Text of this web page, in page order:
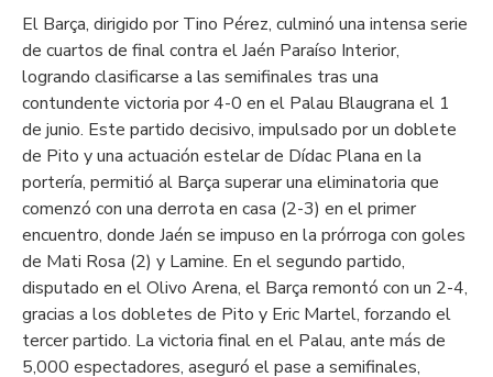
El Barça, dirigido por Tino Pérez, culminó una intensa serie
de cuartos de final contra el Jaén Paraíso Interior,
logrando clasificarse a las semifinales tras una
contundente victoria por 4-0 en el Palau Blaugrana el 1
de junio. Este partido decisivo, impulsado por un doblete
de Pito y una actuación estelar de Dídac Plana en la
portería, permitió al Barça superar una eliminatoria que
comenzó con una derrota en casa (2-3) en el primer
encuentro, donde Jaén se impuso en la prórroga con goles
de Mati Rosa (2) y Lamine. En el segundo partido,
disputado en el Olivo Arena, el Barça remontó con un 2-4,
gracias a los dobletes de Pito y Eric Martel, forzando el
tercer partido. La victoria final en el Palau, ante más de
5,000 espectadores, aseguró el pase a semifinales,